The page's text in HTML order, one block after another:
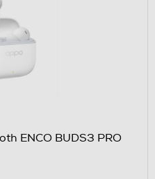
ENCO BUDS3 PRO